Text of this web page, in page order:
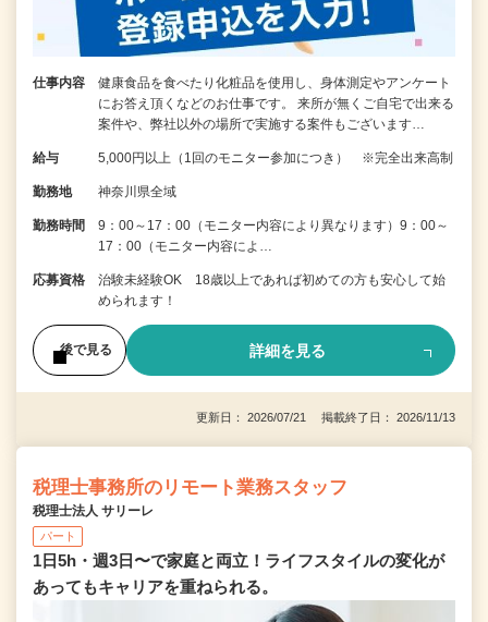
仕事内容
健康食品を食べたり化粧品を使用し、身体測定やアンケート
にお答え頂くなどのお仕事です。 来所が無くご自宅で出来る
案件や、弊社以外の場所で実施する案件もございます…
給与 5,000円以上（1回のモニター参加につき） ※完全出来高制
勤務地 神奈川県全域
勤務時間
9：00～17：00（モニター内容により異なります）9：00～
17：00（モニター内容によ…
応募資格
治験未経験OK 18歳以上であれば初めての方も安心して始
められます！
後で見る 詳細を見る
更新日： 2026/07/21 掲載終了日： 2026/11/13
税理士事務所のリモート業務スタッフ
税理士法人 サリーレ
パート
1日5h・週3日〜で家庭と両立！ライフスタイルの変化が
あってもキャリアを重ねられる。